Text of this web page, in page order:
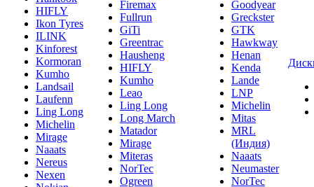
HIFLY
Ikon Tyres
ILINK
Kinforest
Kormoran
Kumho
Landsail
Laufenn
Ling Long
Michelin
Mirage
Naaats
Nereus
Nexen
Firemax
Fullrun
GiTi
Greentrac
Hausheng
HIFLY
Kumho
Leao
Ling Long
Long March
Matador
Mirage
Miteras
NorTec
Ogreen
Goodyear
Greckster
GTK
Hawkway
Henan
Kenda
Lande
LNP
Michelin
Mitas
MRL
(Индия)
Naaats
Neumaster
NorTec